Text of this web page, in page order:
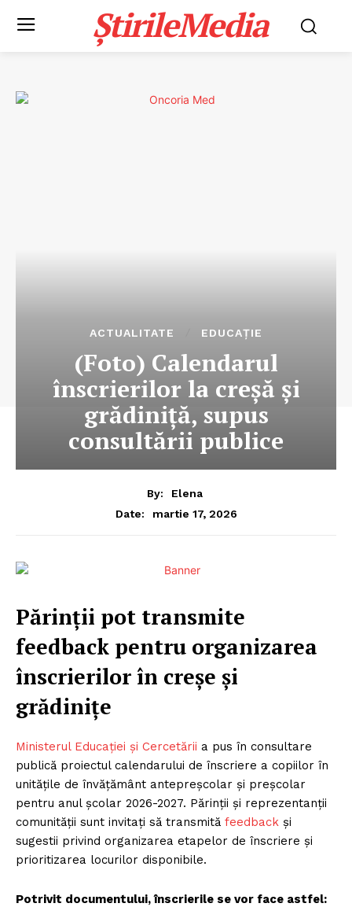
ȘtirileMedia
ACTUALITATE EDUCAȚIE
(Foto) Calendarul
înscrierilor la creșă și
grădiniță, supus
consultării publice
By:
Elena
Date:
martie 17, 2026
Părinții pot transmite
feedback pentru organizarea
înscrierilor în creșe și
grădinițe
Ministerul Educației și Cercetării a pus în consultare
publică proiectul calendarului de înscriere a copiilor în
unitățile de învățământ antepreșcolar și preșcolar
pentru anul școlar 2026-2027. Părinții și reprezentanții
comunității sunt invitați să transmită feedback și
sugestii privind organizarea etapelor de înscriere și
prioritizarea locurilor disponibile.
Potrivit documentului, înscrierile se vor face astfel: